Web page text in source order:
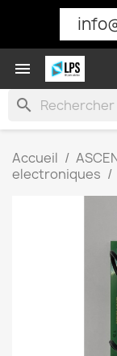

search
Accueil
electroniques